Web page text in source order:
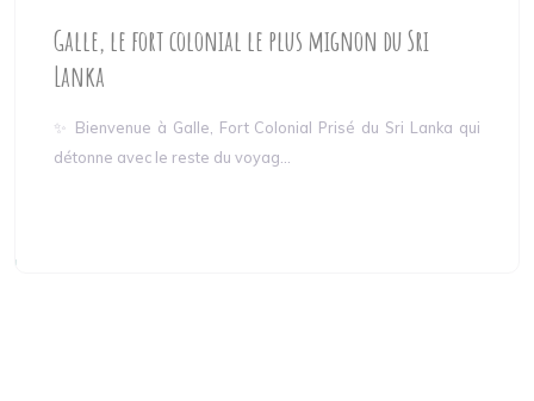
Galle, le fort colonial le plus mignon du Sri
Lanka
✨ Bienvenue à Galle, Fort Colonial Prisé du Sri Lanka qui
détonne avec le reste du voyag...